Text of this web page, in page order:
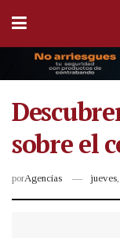
sobre el
porAgencias